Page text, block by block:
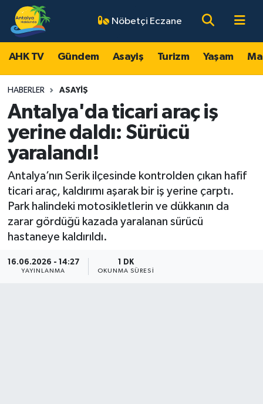
Nöbetçi Eczane
AHK TV Gündem Asayiş Turizm Yaşam
HABERLER ASAYIŞ
Antalya'da ticari araç iş
yerine daldı: Sürücü
yaralandı!
Antalya’nın Serik ilçesinde kontrolden çıkan hafif
ticari araç, kaldırımı aşarak bir iş yerine çarptı.
Park halindeki motosikletlerin ve dükkanın da
zarar gördüğü kazada yaralanan sürücü
hastaneye kaldırıldı.
16.06.2026 - 14:27
YAYINLANMA
1 DK
OKUNMA SÜRESI
AHK TV
Gündem
Asayiş
Turizm
Magazin
Ekonomi
Antalya Nöbetçi Eczaneler
Antalya Hava Durumu
Antalya Namaz Vakitleri
Antalya Trafik Yoğunluk Haritası
Tüm Manşetler
Son Dakika Haberleri